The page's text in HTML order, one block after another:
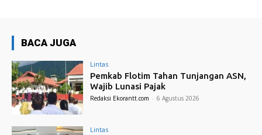
BACA JUGA
Lintas
Pemkab Flotim Tahan Tunjangan ASN,
Wajib Lunasi Pajak
Redaksi Ekorantt.com - 6 Agustus 2026
Lintas